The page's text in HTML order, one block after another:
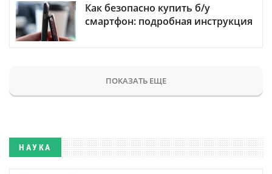
Как безопасно купить б/у
смартфон: подробная инструкция
ПОКАЗАТЬ ЕЩЕ
НАУКА